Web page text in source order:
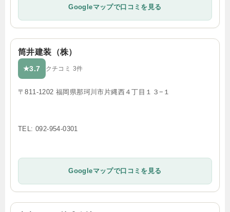
Googleマップで口コミを見る
筒井建装（株）
★3.7 クチコミ 3件
〒811-1202 福岡県那珂川市片縄西４丁目１３−１
TEL: 092-954-0301
Googleマップで口コミを見る